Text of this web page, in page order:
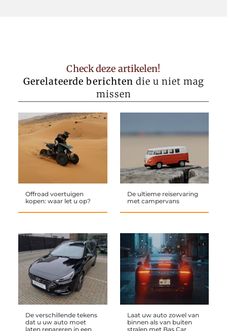
Check deze artikelen!
Gerelateerde berichten die u niet mag
missen
Offroad voertuigen
kopen: waar let u op?
De ultieme reiservaring
met campervans
De verschillende tekens
dat u uw auto moet
laten repareren in een
Laat uw auto zowel van
binnen als van buiten
stralen met Bas Car